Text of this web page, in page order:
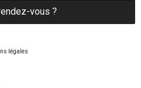
vous ?
légales